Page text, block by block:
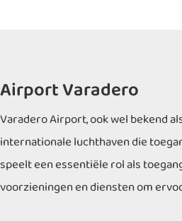
Airport Varadero
Varadero Airport, ook wel bekend
internationale luchthaven die
speelt een essentiële rol als
voorzieningen en diensten om